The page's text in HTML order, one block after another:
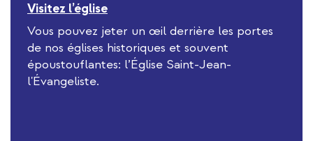
Visitez l’église
Vous pouvez jeter un œil derrière les portes
de nos églises historiques et souvent
époustouflantes: l’Église Saint-Jean-
l'Évangeliste.